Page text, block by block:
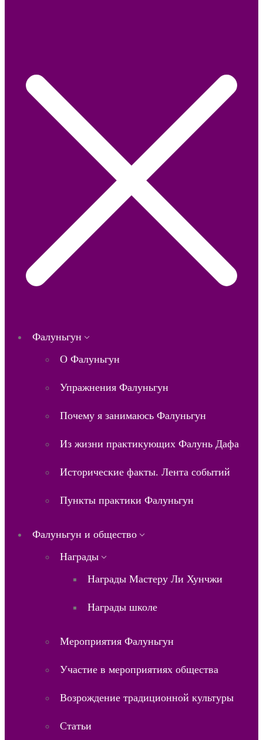
Фалуньгун
О Фалуньгун
Упражнения Фалуньгун
Почему я занимаюсь Фалуньгун
Из жизни практикующих Фалунь Дафа
Исторические факты. Лента событий
Пункты практики Фалуньгун
Фалуньгун и общество
Награды
Награды Мастеру Ли Хунчжи
Награды школе
Мероприятия Фалуньгун
Участие в мероприятиях общества
Возрождение традиционной культуры
Статьи